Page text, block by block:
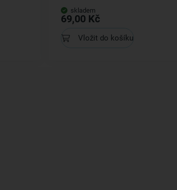
skladem
69,00 Kč
Vložit do košíku